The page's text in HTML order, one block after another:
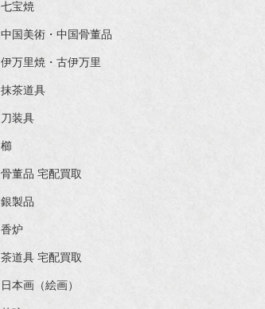
七宝焼
中国美術・中国骨董品
伊万里焼・古伊万里
抹茶道具
刀装具
櫛
骨董品 宅配買取
銀製品
香炉
茶道具 宅配買取
日本画（絵画）